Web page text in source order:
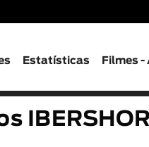
Estatísticas Filmes -